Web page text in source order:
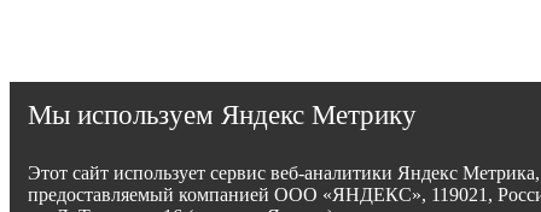
Мы используем Яндекс Метрику
Этот сайт использует сервис веб-аналитики Яндекс Метрика,
предоставляемый компанией ООО «ЯНДЕКС», 119021,